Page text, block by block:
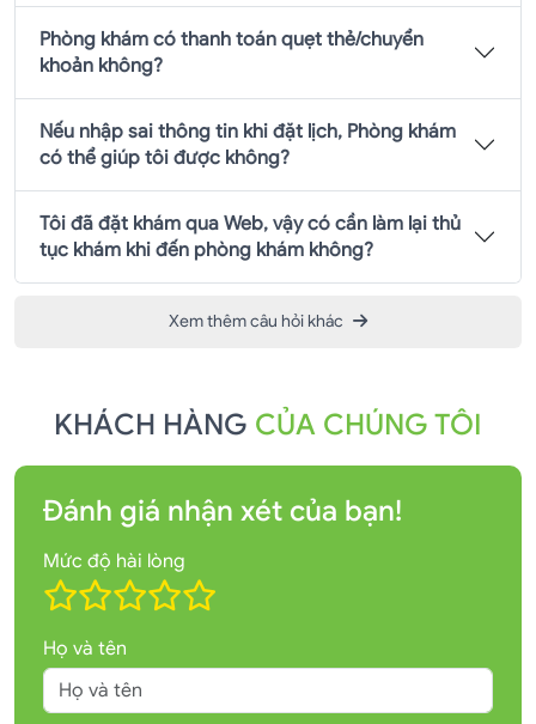
Phòng khám có thanh toán quẹt thẻ/chuyển
khoản không?
Nếu nhập sai thông tin khi đặt lịch, Phòng khám
có thể giúp tôi được không?
Tôi đã đặt khám qua Web, vậy có cần làm lại thủ
tục khám khi đến phòng khám không?
Xem thêm câu hỏi khác
KHÁCH HÀNG CỦA CHÚNG TÔI
Đánh giá nhận xét của bạn!
Mức độ hài lòng
Họ và tên